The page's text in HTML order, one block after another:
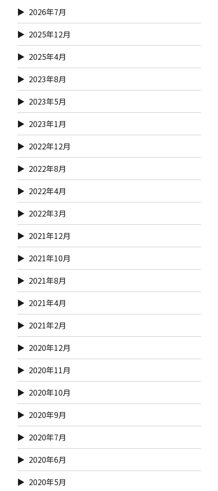
2026年7月
2025年12月
2025年4月
2023年8月
2023年5月
2023年1月
2022年12月
2022年8月
2022年4月
2022年3月
2021年12月
2021年10月
2021年8月
2021年4月
2021年2月
2020年12月
2020年11月
2020年10月
2020年9月
2020年7月
2020年6月
2020年5月